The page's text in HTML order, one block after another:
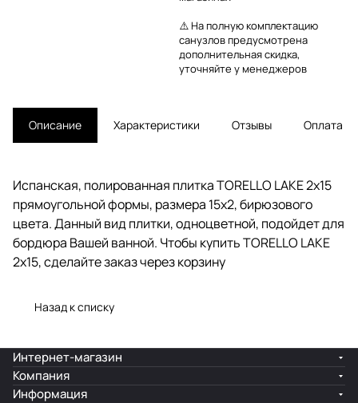
⚠️ На полную комплектацию
санузлов предусмотрена
дополнительная скидка,
уточняйте у менеджеров
Описание Характеристики Отзывы Оплата
Испанская, полированная плитка TORELLO LAKE 2x15
прямоугольной формы, размера 15x2, бирюзового
цвета. Данный вид плитки, одноцветной, подойдет для
бордюра Вашей ванной. Чтобы купить TORELLO LAKE
2x15, сделайте заказ через корзину
Назад к списку
Интернет-магазин
Компания
Информация